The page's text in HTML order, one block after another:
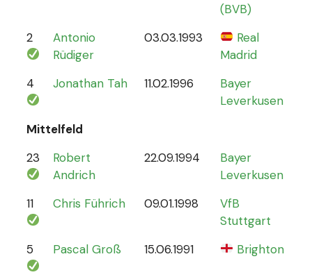
(BVB)
2
Antonio
Rüdiger
03.03.1993
Real
Madrid
4 Jonathan Tah 11.02.1996
Bayer
Leverkusen
Mittelfeld
23
Robert
Andrich
22.09.1994
Bayer
Leverkusen
11 Chris Führich 09.01.1998
VfB
Stuttgart
5 Pascal Groß 15.06.1991 Brighton